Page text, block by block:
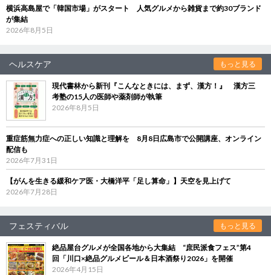
横浜高島屋で「韓国市場」がスタート 人気グルメから雑貨まで約30ブランド
が集結
2026年8月5日
ヘルスケア もっと見る
現代書林から新刊『こんなときには、まず、漢方！』 漢方三
考塾の15人の医師や薬剤師が執筆
2026年8月5日
重症筋無力症への正しい知識と理解を 8月8日広島市で公開講座、オンライン
配信も
2026年7月31日
【がんを生きる緩和ケア医・大橋洋平「足し算命」】天空を見上げて
2026年7月28日
フェスティバル もっと見る
絶品屋台グルメが全国各地から大集結 “庶民派食フェス”第4
回「川口×絶品グルメビール＆日本酒祭り2026」を開催
2026年4月15日